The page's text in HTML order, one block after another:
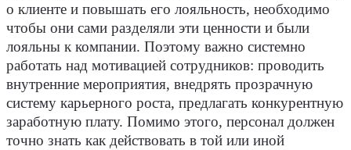
о клиенте и повышать его лояльность, необходимо
чтобы они сами разделяли эти ценности и были
лояльны к компании. Поэтому важно системно
работать над мотивацией сотрудников: проводить
внутренние мероприятия, внедрять прозрачную
систему карьерного роста, предлагать конкурентную
заработную плату. Помимо этого, персонал должен
точно знать как действовать в той или иной